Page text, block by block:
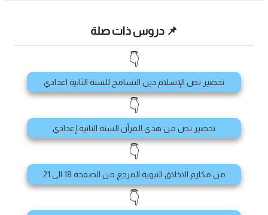
📌 دروس ذات صلة
👇
تحضير نص الإسلام دين التسامح للسنة الثانية اعدادي
👇
تحضير نص من هدي القرآن السنة الثانية إعدادي
👇
من مكارم الاخلاق النبوية المرجع من الصفحة 18 الى 21
👇